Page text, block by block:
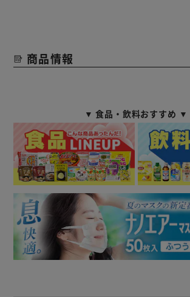
商品情報
▼ 食品・飲料おすすめ ▼